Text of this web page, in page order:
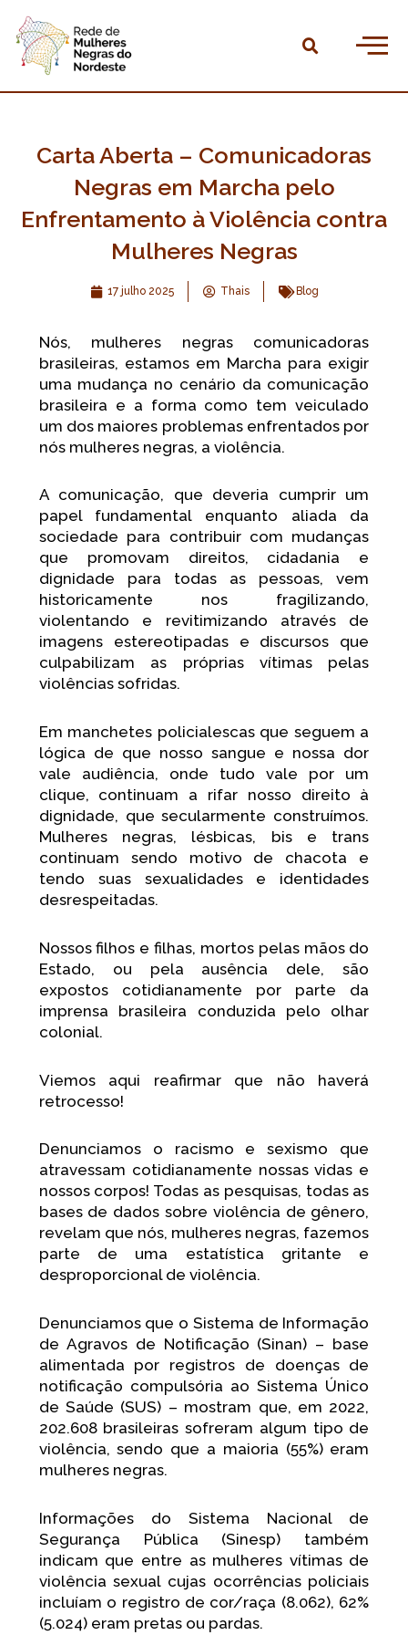
para
conteúdo
Carta Aberta – Comunicadoras
Negras em Marcha pelo
Enfrentamento à Violência contra
Mulheres Negras
17 julho 2025 Thais Blog
Nós, mulheres negras comunicadoras
brasileiras, estamos em Marcha para exigir
uma mudança no cenário da comunicação
brasileira e a forma como tem veiculado
um dos maiores problemas enfrentados por
nós mulheres negras, a violência.
A comunicação, que deveria cumprir um
papel fundamental enquanto aliada da
sociedade para contribuir com mudanças
que promovam direitos, cidadania e
dignidade para todas as pessoas, vem
historicamente nos fragilizando,
violentando e revitimizando através de
imagens estereotipadas e discursos que
culpabilizam as próprias vítimas pelas
violências sofridas.
Em manchetes policialescas que seguem a
lógica de que nosso sangue e nossa dor
vale audiência, onde tudo vale por um
clique, continuam a rifar nosso direito à
dignidade, que secularmente construímos.
Mulheres negras, lésbicas, bis e trans
continuam sendo motivo de chacota e
tendo suas sexualidades e identidades
desrespeitadas.
Nossos filhos e filhas, mortos pelas mãos do
Estado, ou pela ausência dele, são
expostos cotidianamente por parte da
imprensa brasileira conduzida pelo olhar
colonial.
Viemos aqui reafirmar que não haverá
retrocesso!
Denunciamos o racismo e sexismo que
atravessam cotidianamente nossas vidas e
nossos corpos! Todas as pesquisas, todas as
bases de dados sobre violência de gênero,
revelam que nós, mulheres negras, fazemos
parte de uma estatística gritante e
desproporcional de violência.
Denunciamos que o Sistema de Informação
de Agravos de Notificação (Sinan) – base
alimentada por registros de doenças de
notificação compulsória ao Sistema Único
de Saúde (SUS) – mostram que, em 2022,
202.608 brasileiras sofreram algum tipo de
violência, sendo que a maioria (55%) eram
mulheres negras.
Informações do Sistema Nacional de
Segurança Pública (Sinesp) também
indicam que entre as mulheres vítimas de
violência sexual cujas ocorrências policiais
incluíam o registro de cor/raça (8.062), 62%
(5.024) eram pretas ou pardas.
Home
Quem somos
Publicações
Linha do tempo
Observatório
Faça parte
Dúvidas frequentes
Contatos
I
n
s
g
r
a
m
F
a
c
o
o
Y
o
u
b
e